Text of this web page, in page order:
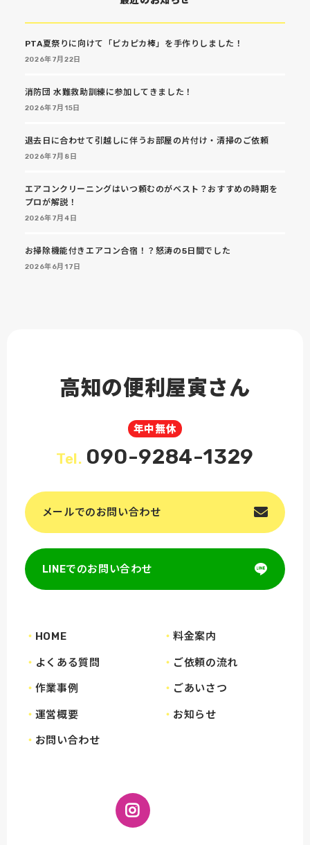
PTA夏祭りに向けて「ピカピカ棒」を手作りしました！
2026年7月22日
消防団 水難救助訓練に参加してきました！
2026年7月15日
退去日に合わせて引越しに伴うお部屋の片付け・清掃のご依頼
2026年7月8日
エアコンクリーニングはいつ頼むのがベスト？おすすめの時期を
プロが解説！
2026年7月4日
お掃除機能付きエアコン合宿！？怒涛の5日間でした
2026年6月17日
高知の便利屋寅さん
年中無休
Tel. 090-9284-1329
メールでのお問い合わせ
LINEでのお問い合わせ
HOME 料金案内
よくある質問 ご依頼の流れ
作業事例 ごあいさつ
運営概要 お知らせ
お問い合わせ